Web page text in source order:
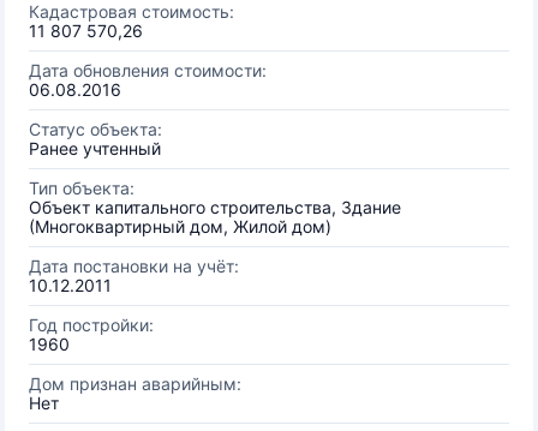
Кадастровая стоимость:
11 807 570,26
Дата обновления стоимости:
06.08.2016
Статус объекта:
Ранее учтенный
Тип объекта:
Объект капитального строительства, Здание
(Многоквартирный дом, Жилой дом)
Дата постановки на учёт:
10.12.2011
Год постройки:
1960
Дом признан аварийным:
Нет